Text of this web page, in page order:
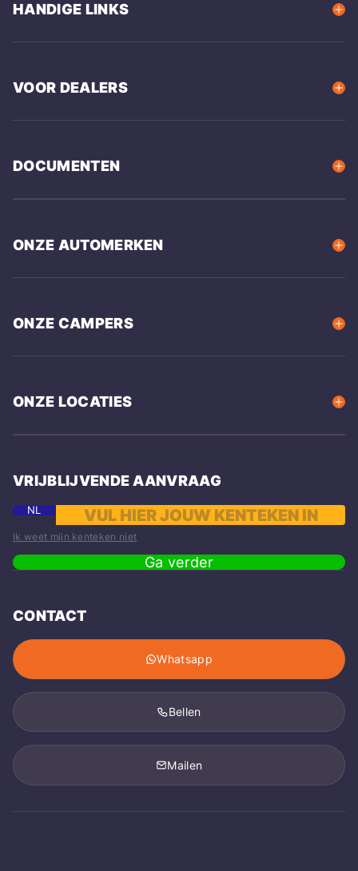
HANDIGE LINKS
VOOR DEALERS
DOCUMENTEN
ONZE AUTOMERKEN
ONZE CAMPERS
ONZE LOCATIES
VRIJBLIJVENDE AANVRAAG
NL
Ik weet mijn kenteken niet
Ga verder
CONTACT
Whatsapp
Bellen
Mailen